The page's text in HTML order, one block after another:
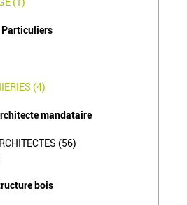
Particuliers
(4)
mandataire
(56)
bois